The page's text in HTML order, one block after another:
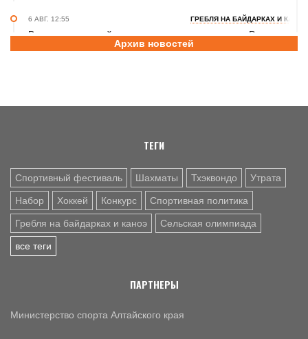
6 АВГ. 12:55 ГРЕБЛЯ НА БАЙДАРКАХ И КАНОЭ
В заключительный день юниорского первенства России
на счету алтайских гребцов три медали
летняя. Поспелиха, 2014 год. Часть первая
Архив новостей
ТЕГИ
Спортивный фестиваль Шахматы Тхэквондо Утрата
Набор Хоккей Конкурс Спортивная политика
Гребля на байдарках и каноэ Сельская олимпиада
все теги
ПАРТНЕРЫ
Министерство спорта Алтайского края